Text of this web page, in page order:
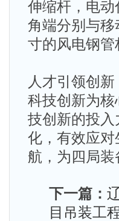
伸缩杆，电
角端分别与
寸的风电钢
人才引领创
科技创新为
技创新的投
化，有效应
航，为四局装
下一篇：
目吊装工